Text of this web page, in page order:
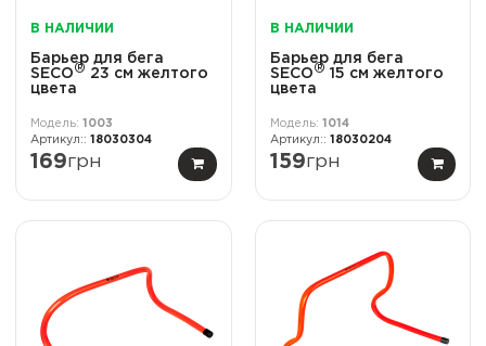
В НАЛИЧИИ
Барьер для бега
SECO® 23 см желтого
цвета
1003
18030304
169грн
В НАЛИЧИИ
Барьер для бега
SECO® 15 см желтого
цвета
1014
18030204
159грн